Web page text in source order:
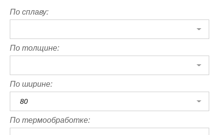
По сплаву:
По толщине:
По ширине:
80
По термообработке: